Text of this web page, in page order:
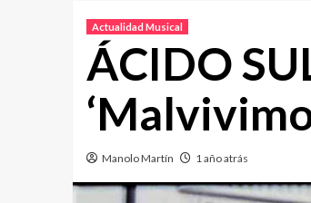
Actualidad Musical
ÁCIDO
Manolo Martín 1 año atrás